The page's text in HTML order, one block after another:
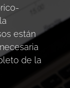
están
de la